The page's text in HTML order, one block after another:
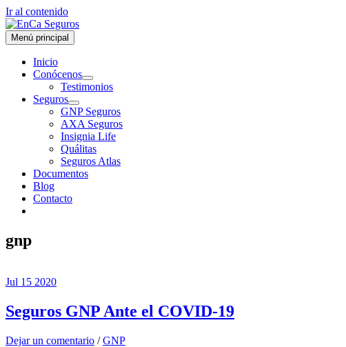
Ir al contenido
Menú principal
Inicio
Conócenos
Testimonios
Seguros
GNP Seguros
AXA Seguros
Insignia Life
Quálitas
Seguros Atlas
Documentos
Blog
Contacto
gnp
Jul 15 2020
Seguros GNP Ante el COVID-19
Dejar un comentario /GNP